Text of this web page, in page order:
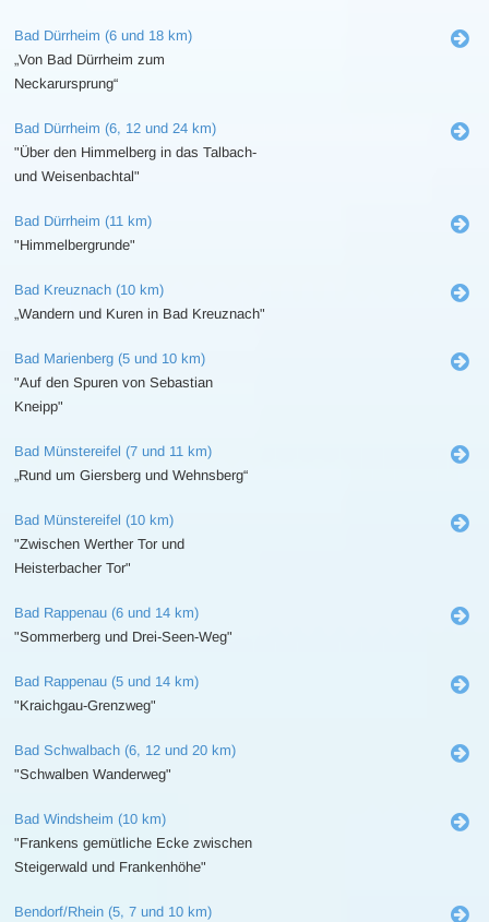
Bad Dürrheim (6 und 18 km)
„Von Bad Dürrheim zum
Neckarursprung“
Bad Dürrheim (6, 12 und 24 km)
"Über den Himmelberg in das Talbach-
und Weisenbachtal"
Bad Dürrheim (11 km)
"Himmelbergrunde"
Bad Kreuznach (10 km)
„Wandern und Kuren in Bad Kreuznach"
Bad Marienberg (5 und 10 km)
"Auf den Spuren von Sebastian
Kneipp"
Bad Münstereifel (7 und 11 km)
„Rund um Giersberg und Wehnsberg“
Bad Münstereifel (10 km)
"Zwischen Werther Tor und
Heisterbacher Tor"
Bad Rappenau (6 und 14 km)
"Sommerberg und Drei-Seen-Weg"
Bad Rappenau (5 und 14 km)
"Kraichgau-Grenzweg"
Bad Schwalbach (6, 12 und 20 km)
"Schwalben Wanderweg"
Bad Windsheim (10 km)
"Frankens gemütliche Ecke zwischen
Steigerwald und Frankenhöhe"
Bendorf/Rhein (5, 7 und 10 km)